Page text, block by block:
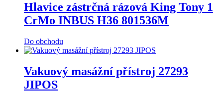
Hlavice zástrčná rázová King Tony 1
CrMo INBUS H36 801536M
Do obchodu
Vakuový masážní přístroj 27293
JIPOS